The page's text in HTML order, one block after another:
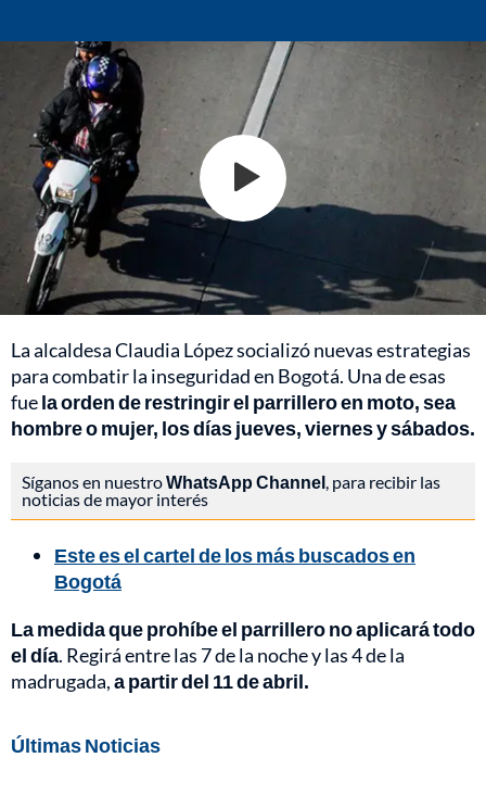
La alcaldesa Claudia López socializó nuevas estrategias
para combatir la inseguridad en Bogotá. Una de esas
fuela orden de restringir el parrillero en moto, sea
hombre o mujer, los días jueves, viernes y sábados.
Síganos en nuestroWhatsApp Channel , para recibir las
noticias de mayor interés
Este es el cartel de los más buscados en
Bogotá
La medida que prohíbe el parrillero no aplicará todo
el día. Regirá entre las 7 de la noche y las 4 de la
madrugada,a partir del 11 de abril.
Últimas Noticias